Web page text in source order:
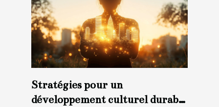
Stratégies pour un
développement culturel durable